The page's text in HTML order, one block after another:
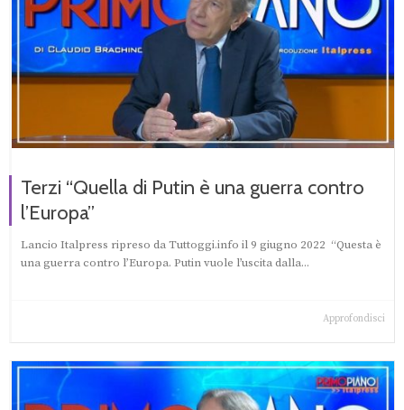
Terzi “Quella di Putin è una guerra contro
l’Europa”
Lancio Italpress ripreso da Tuttoggi.info il 9 giugno 2022 “Questa è
una guerra contro l’Europa. Putin vuole l’uscita dalla...
Approfondisci